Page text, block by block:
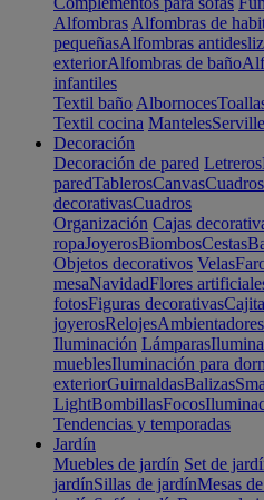
Alfombras Alfombras de
pequeñasAlfombras
exteriorAlfombras de baño
infantiles
Textil baño Albornoces
Textil cocina Manteles
Decoración
Decoración de pared Letreros
paredTablerosCanvas
decorativasCuadros
Organización Cajas
ropaJoyerosBiombosCestas
Objetos decorativos Velas
mesaNavidadFlores
fotosFiguras decorativas
joyerosRelojesAmbientadores
Iluminación Lámparas
mueblesIluminación para
exteriorGuirnaldasBalizas
LightBombillasFocos
Tendencias y temporadas
Jardín
Muebles de jardín Set de
jardínSillas de jardínMesas